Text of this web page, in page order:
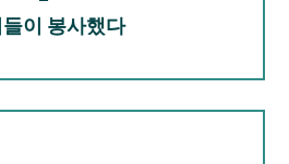
이 봉사했다